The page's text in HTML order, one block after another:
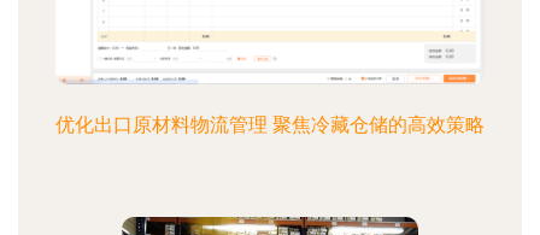
优化出口原材料物流管理 聚焦冷藏仓储的高效策略